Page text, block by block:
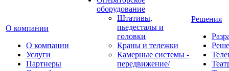
О компании
О компании
Услуги
Партнеры
оборудование
Штативы,
пьедесталы и
головки
Краны и тележки
Камерные системы -
передвижение/
Решения